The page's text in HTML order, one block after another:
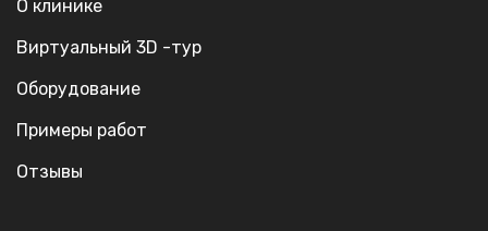
О клинике
Виртуальный 3D -тур
Оборудование
Примеры работ
Отзывы